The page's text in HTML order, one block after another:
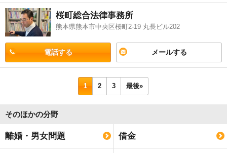
桜町総合法律事務所
熊本県熊本市中央区桜町2-19 丸長ビル202
電話する メールする
1 2 3 最後»
そのほかの分野
離婚・男女問題 借金